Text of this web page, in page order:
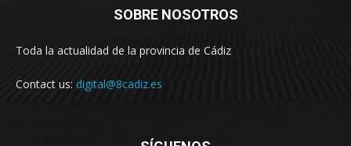
SOBRE NOSOTROS
Toda la actualidad de la provincia de Cádiz
Contact us: digital@8cadiz.es